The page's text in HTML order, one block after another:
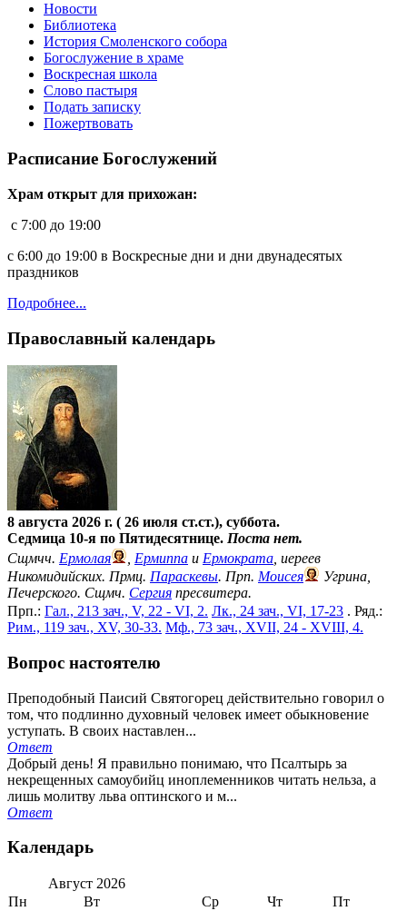
Новости
Библиотека
История Смоленского собора
Богослужение в храме
Воскресная школа
Слово пастыря
Подать записку
Пожертвовать
Расписание Богослужений
Храм открыт для прихожан:
c 7:00 до 19:00
с 6:00 до 19:00 в Воскресные дни и дни двунадесятых
праздников
Подробнее...
Православный календарь
8 августа 2026 г. ( 26 июля ст.ст.), суббота.
Седмица 10-я по Пятидесятнице. Поста нет.
Сщмчч. Ермолая Ермиппа и Ермократа , иереев
Никомидийских. Прмц. Параскевы. Прп. Моисея
Угрина,
Печерского. Сщмч. Сергия пресвитера.
Прп.: Гал., 213 зач., V, 22 - VI, 2. Лк., 24 зач., VI, 17-23 . Ряд.:
Рим., 119 зач., XV, 30-33. Мф., 73 зач., XVII, 24 - XVIII, 4.
Вопрос настоятелю
Преподобный Паисий Святогорец действительно говорил о
том, что подлинно духовный человек имеет обыкновение
уступать. В своих наставлен...
Ответ
Добрый день! Я правильно понимаю, что Псалтырь за
некрещенных самоубийц иноплеменников читать нельза, а
лишь молитву льва оптинского и м...
Ответ
Календарь
Август 2026
Пн
Вт Ср Чт Пт